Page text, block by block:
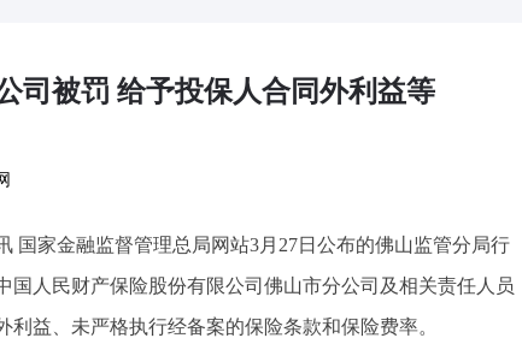
司被罚 给予投保人合同外利益等
国家金融监督管理总局网站3月27日公布的佛山监管分局行
国人民财产保险股份有限公司佛山市分公司及相关责任人员
利益、未严格执行经备案的保险条款和保险费率。